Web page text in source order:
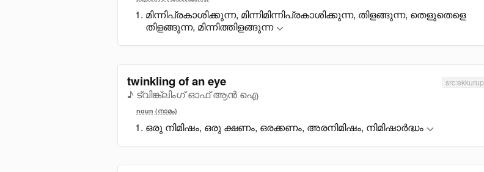
മിന്നിപ്രകാശിക്കുന്ന, മിന്നിമിന്നിപ്രകാശിക്കുന്ന, തിളങ്ങുന്ന, തെളുതെളെ
തിളങ്ങുന്ന, മിന്നിത്തിളങ്ങുന്ന
twinkling of an eye
♪ ട്വിങ്ക്ലിംഗ് ഓഫ് ആൻ ഐ
src:ekkurup
noun (നാമം)
ഒരു നിമിഷം, ഒരു ക്ഷണം, ഒരക്കണം, അരനിമിഷം, നിമിഷാർദ്ധം